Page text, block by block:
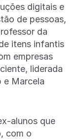
digitais e
de pessoas,
da
itens infantis
empresas
liderada
e Marcela
alunos que
com o